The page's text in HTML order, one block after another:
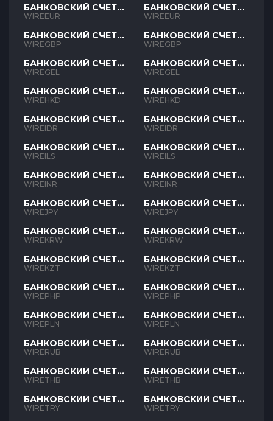
БАНКОВСКИЙ СЧЕТ
EUR
WIREEUR
БАНКОВСКИЙ СЧЕТ
GBP
WIREGBP
БАНКОВСКИЙ СЧЕТ
GEL
WIREGEL
БАНКОВСКИЙ СЧЕТ
HKD
WIREHKD
БАНКОВСКИЙ СЧЕТ
IDR
WIREIDR
БАНКОВСКИЙ СЧЕТ
ILS
WIREILS
БАНКОВСКИЙ СЧЕТ
INR
WIREINR
БАНКОВСКИЙ СЧЕТ
JPY
WIREJPY
БАНКОВСКИЙ СЧЕТ
KRW
WIREKRW
БАНКОВСКИЙ СЧЕТ
KZT
WIREKZT
БАНКОВСКИЙ СЧЕТ
PHP
WIREPHP
БАНКОВСКИЙ СЧЕТ
PLN
WIREPLN
БАНКОВСКИЙ СЧЕТ
RUB
WIRERUB
БАНКОВСКИЙ СЧЕТ
THB
WIRETHB
БАНКОВСКИЙ СЧЕТ
TRY
WIRETRY
БАНКОВСКИЙ СЧЕТ
EUR
WIREEUR
БАНКОВСКИЙ СЧЕТ
GBP
WIREGBP
БАНКОВСКИЙ СЧЕТ
GEL
WIREGEL
БАНКОВСКИЙ СЧЕТ
HKD
WIREHKD
БАНКОВСКИЙ СЧЕТ
IDR
WIREIDR
БАНКОВСКИЙ СЧЕТ
ILS
WIREILS
БАНКОВСКИЙ СЧЕТ
INR
WIREINR
БАНКОВСКИЙ СЧЕТ
JPY
WIREJPY
БАНКОВСКИЙ СЧЕТ
KRW
WIREKRW
БАНКОВСКИЙ СЧЕТ
KZT
WIREKZT
БАНКОВСКИЙ СЧЕТ
PHP
WIREPHP
БАНКОВСКИЙ СЧЕТ
PLN
WIREPLN
БАНКОВСКИЙ СЧЕТ
RUB
WIRERUB
БАНКОВСКИЙ СЧЕТ
THB
WIRETHB
БАНКОВСКИЙ СЧЕТ
TRY
WIRETRY